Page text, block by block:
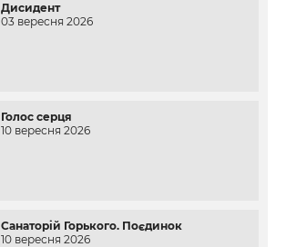
Дисидент
03 вересня 2026
Голос серця
10 вересня 2026
Санаторій Горького. Поєдинок
10 вересня 2026